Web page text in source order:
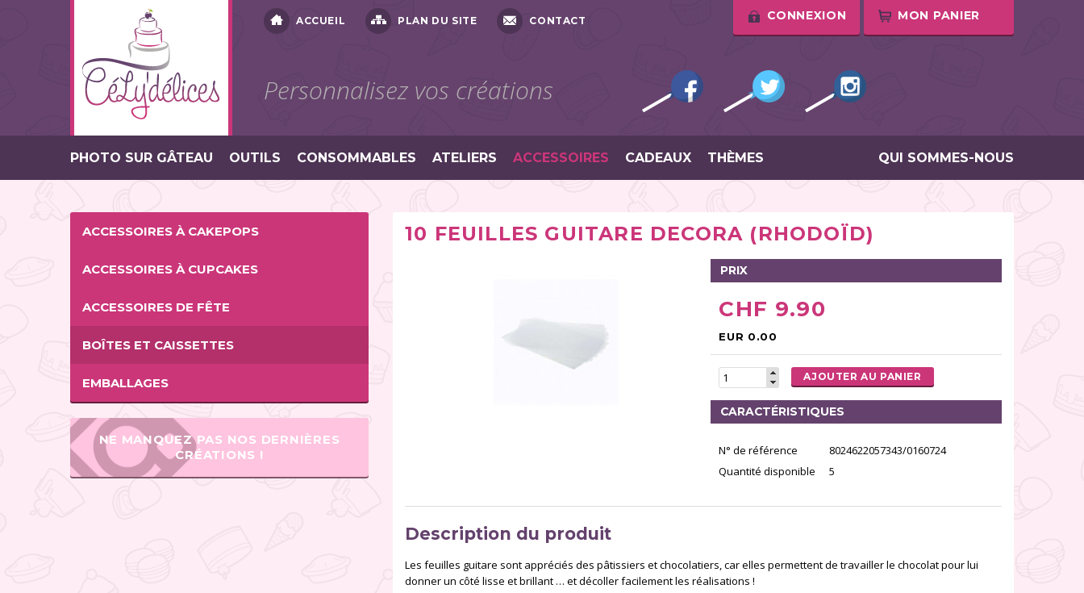
ACCUEIL PLAN DU SITE CONTACT CONNEXION MON PANIER
Personnalisez vos créations
PHOTO SUR GÂTEAU OUTILS CONSOMMABLES ATELIERS ACCESSOIRES CADEAUX THÈMES QUI SOMMES-NOUS
ACCESSOIRES À CAKEPOPS
ACCESSOIRES À CUPCAKES
ACCESSOIRES DE FÊTE
BOÎTES ET CAISSETTES
EMBALLAGES
NE MANQUEZ PAS NOS DERNIÈRES
CRÉATIONS !
10 FEUILLES GUITARE DECORA (RHODOÏD)
PRIX
CHF 9.90
EUR 0.00
AJOUTER AU PANIER
CARACTÉRISTIQUES
N° de référence
8024622057343/0160724
Quantité disponible
5
Description du produit
Les feuilles guitare sont appréciés des pâtissiers et chocolatiers, car elles permettent de travailler le chocolat pour lui
donner un côté lisse et brillant … et décoller facilement les réalisations !